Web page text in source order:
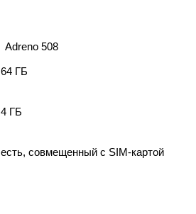
Adreno 508
64 ГБ
4 ГБ
есть, совмещенный с SIM-картой